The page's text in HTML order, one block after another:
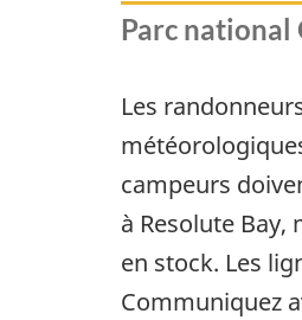
Parc
Les
campeurs
à Resolute
en stock. Les
Communiquez